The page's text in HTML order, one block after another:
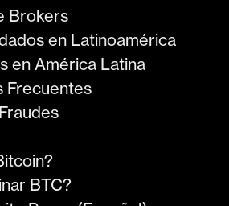
Brokers
en Latinoamérica
en América Latina
Frecuentes
BTC?